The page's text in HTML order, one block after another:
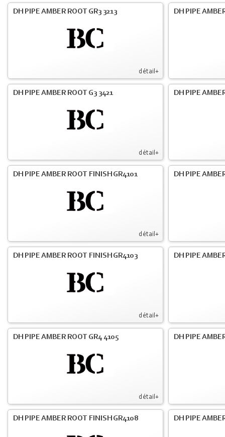
détail+
DH PIPE AMBER ROOT GR3 3213 DH PIPE
détail+
DH PIPE AMBER ROOT G3 3421 DH PIPE
détail+
DH PIPE AMBER ROOT FINISH GR4101 DH PIPE
détail+
DH PIPE AMBER ROOT FINISH GR4103 DH PIPE
détail+
DH PIPE AMBER ROOT GR4 4105 DH PIPE
DH PIPE AMBER ROOT FINISH GR4108 DH PIPE